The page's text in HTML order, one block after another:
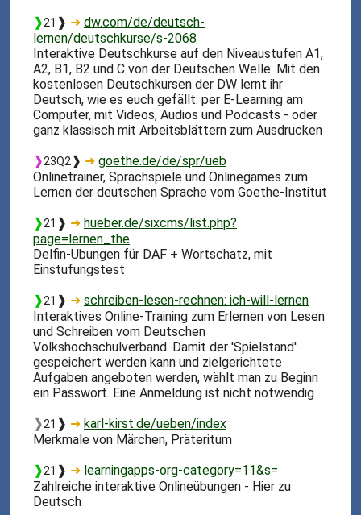
❱21 ❱ ➜dw.com/de/deutsch-
lernen/deutschkurse/s-2068
Interaktive Deutschkurse auf den Niveaustufen A1,
A2, B1, B2 und C von der Deutschen Welle: Mit den
kostenlosen Deutschkursen der DW lernt ihr
Deutsch, wie es euch gefällt: per E-Learning am
Computer, mit Videos, Audios und Podcasts - oder
ganz klassisch mit Arbeitsblättern zum Ausdrucken
❱23Q2 ❱ ➜goethe.de/de/spr/ueb
Onlinetrainer, Sprachspiele und Onlinegames zum
Lernen der deutschen Sprache vom Goethe-Institut
❱21 ❱ ➜hueber.de/sixcms/list.php?
page=lernen_the
Delfin-Übungen für DAF + Wortschatz, mit
Einstufungstest
❱21 ❱ ➜schreiben-lesen-rechnen: ich-will-lernen
Interaktives Online-Training zum Erlernen von Lesen
und Schreiben vom Deutschen
Volkshochschulverband. Damit der 'Spielstand'
gespeichert werden kann und zielgerichtete
Aufgaben angeboten werden, wählt man zu Beginn
ein Passwort. Eine Anmeldung ist nicht notwendig
❱21 ❱ ➜karl-kirst.de/ueben/index
Merkmale von Märchen, Präteritum
❱21 ❱ ➜ learningapps-org-category=11&s=
Zahlreiche interaktive Onlineübungen - Hier zu
Deutsch